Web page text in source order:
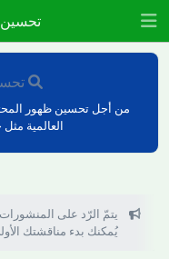
من أجل تحسين ظهور
العالمية
يتمّ الرّد على
يُمكنك بدء مناقشتك